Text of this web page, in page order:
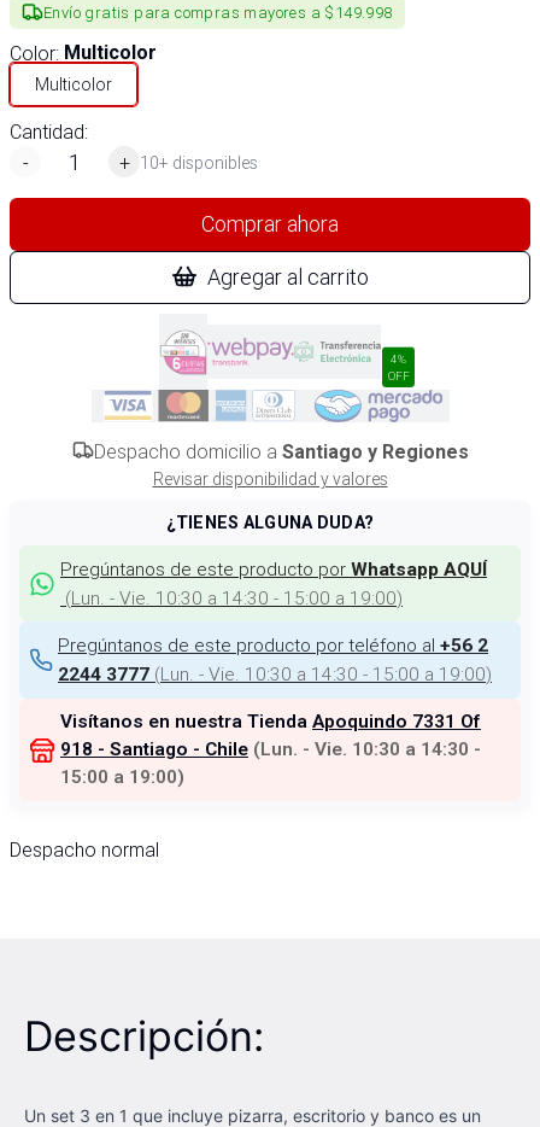
Envío gratis para compras mayores a $149.998
Color: Multicolor
Multicolor
Cantidad:
-
+ 10+ disponibles
Comprar ahora
Agregar al carrito
4%
OFF
Despacho domicilio a Santiago y Regiones
Revisar disponibilidad y valores
¿TIENES ALGUNA DUDA?
Pregúntanos de este producto por Whatsapp AQUÍ
(Lun. - Vie. 10:30 a 14:30 - 15:00 a 19:00)
Pregúntanos de este producto por teléfono al +56 2
2244 3777 (Lun. - Vie. 10:30 a 14:30 - 15:00 a 19:00)
Visítanos en nuestra Tienda Apoquindo 7331 Of
918 - Santiago - Chile (Lun. - Vie. 10:30 a 14:30 -
15:00 a 19:00)
Despacho normal
Descripción:
Un set 3 en 1 que incluye pizarra, escritorio y banco es un